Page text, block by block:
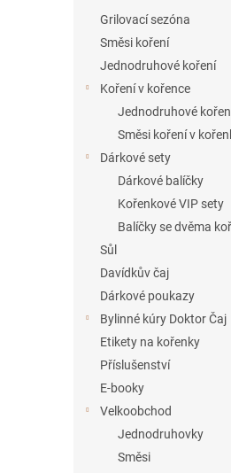
Grilovací sezóna
Směsi koření
Jednodruhové koření
Koření v kořence
Jednodruhové
Směsi koření v
Dárkové sety
Dárkové balíčky
Kořenkové VIP sety
Balíčky se dvěma
Sůl
Davídkův čaj
Dárkové poukazy
Bylinné kúry Doktor Čaj
Etikety na kořenky
Příslušenství
E-booky
Velkoobchod
Jednodruhovky
Směsi